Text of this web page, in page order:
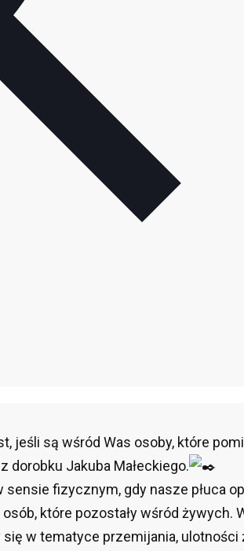
jeśli są wśród Was osoby, które
Jakuba Małeckiego.
sensie fizycznym, gdy nasze płuca
które pozostały wśród żywych. W
w tematyce przemijania, ulotności